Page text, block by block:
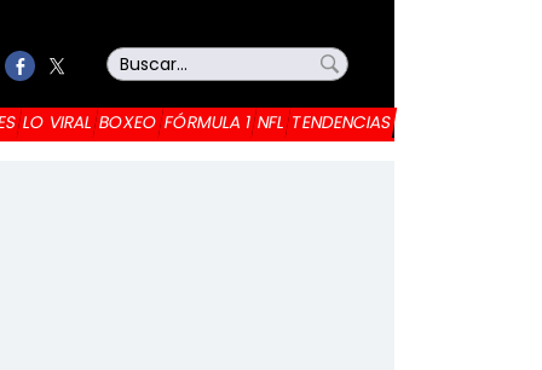
LO VIRAL BOXEO FÓRMULA 1 NFL TENDENCIAS